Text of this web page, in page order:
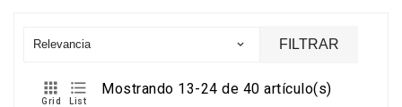
Relevancia  FILTRAR

Grid

List
Mostrando 13-24 de 40 artículo(s)